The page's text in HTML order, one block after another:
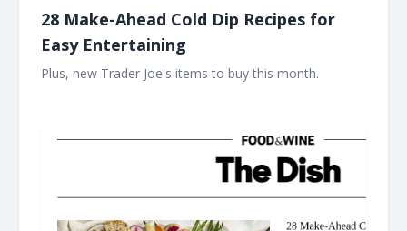
28 Make-Ahead Cold Dip Recipes for
Easy Entertaining
Plus, new Trader Joe's items to buy this month. ‌ ‌ ‌ ‌ ‌ ‌ ‌ ‌ ‌ ‌ ‌ ‌ ‌